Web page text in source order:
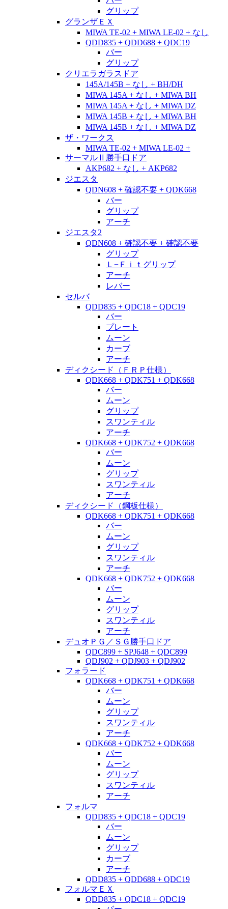
グリップ
グランザＥＸ
MIWA TE-02 + MIWA LE-02 + なし
QDD835 + QDD688 + QDC19
バー
グリップ
クリエラガラスドア
145A/145B + なし + BH/DH
MIWA 145A + なし + MIWA BH
MIWA 145A + なし + MIWA DZ
MIWA 145B + なし + MIWA BH
MIWA 145B + なし + MIWA DZ
ザ・ワークス
MIWA TE-02 + MIWA LE-02 +
サーマルⅡ勝手口ドア
AKP682 + なし + AKP682
ジエスタ
QDN608 + 確認不要 + QDK668
バー
グリップ
アーチ
ジエスタ2
QDN608 + 確認不要 + 確認不要
グリップ
Ｌ−Ｆｉｔグリップ
アーチ
レバー
セルバ
QDD835 + QDC18 + QDC19
バー
プレート
ムーン
カーブ
アーチ
ディクシード（ＦＲＰ仕様）
QDK668 + QDK751 + QDK668
バー
ムーン
グリップ
スワンティル
アーチ
QDK668 + QDK752 + QDK668
バー
ムーン
グリップ
スワンティル
アーチ
ディクシード（鋼板仕様）
QDK668 + QDK751 + QDK668
バー
ムーン
グリップ
スワンティル
アーチ
QDK668 + QDK752 + QDK668
バー
ムーン
グリップ
スワンティル
アーチ
デュオＰＧ／ＳＧ勝手口ドア
QDC899 + SPJ648 + QDC899
QDJ902 + QDJ903 + QDJ902
フォラード
QDK668 + QDK751 + QDK668
バー
ムーン
グリップ
スワンティル
アーチ
QDK668 + QDK752 + QDK668
バー
ムーン
グリップ
スワンティル
アーチ
フォルマ
QDD835 + QDC18 + QDC19
バー
ムーン
グリップ
カーブ
アーチ
QDD835 + QDD688 + QDC19
フォルマＥＸ
QDD835 + QDC18 + QDC19